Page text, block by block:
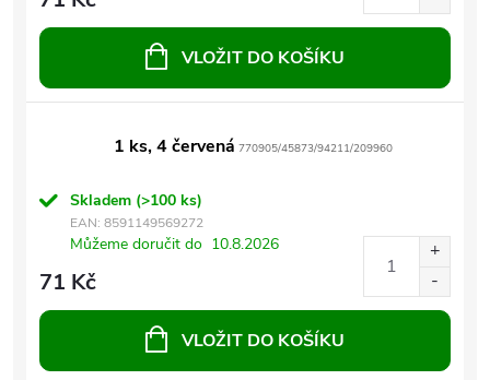
VLOŽIT DO KOŠÍKU
1 ks, 4 červená 770905/45873/94211/209960
Skladem (>100 ks)
EAN: 8591149569272
Můžeme doručit do 10.8.2026
71 Kč
VLOŽIT DO KOŠÍKU